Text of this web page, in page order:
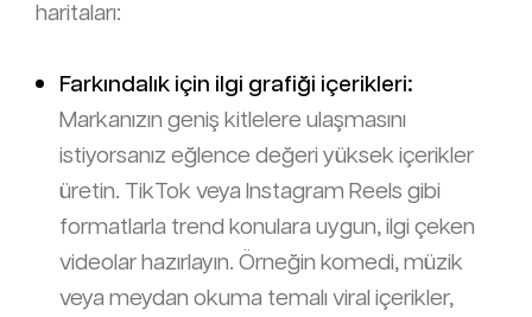
haritaları:
Farkındalık için ilgi grafiği içerikleri:
Markanızın geniş kitlelere ulaşmasını
istiyorsanız eğlence değeri yüksek içerikler
üretin. TikTok veya Instagram Reels gibi
formatlarla trend konulara uygun, ilgi çeken
videolar hazırlayın. Örneğin komedi, müzik
veya meydan okuma temalı viral içerikler,